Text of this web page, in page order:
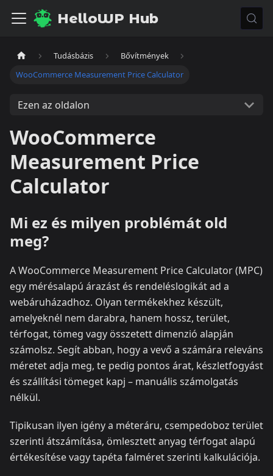
HelloWP Hub
Tudásbázis
Bővítmények
WooCommerce Measurement Price Calculator
Ezen az oldalon
WooCommerce
Measurement Price
Calculator
Mi ez és milyen problémát old
meg?
A WooCommerce Measurement Price Calculator (MPC)
egy mérésalapú árazást és rendeléslogikát ad a
webáruházadhoz. Olyan termékekhez készült,
amelyeknél nem darabra, hanem hossz, terület,
térfogat, tömeg vagy összetett dimenzió alapján
számolsz. Segít abban, hogy a vevő a számára releváns
méretet adja meg, te pedig pontos árat, készletfogyást
és szállítási tömeget kapj – manuális számolgatás
nélkül.
Tipikusan ilyen igény a méteráru, csempedoboz terület
szerinti átszámítása, ömlesztett anyag térfogat alapú
értékesítése vagy tapéta falméret szerinti kalkulációja.